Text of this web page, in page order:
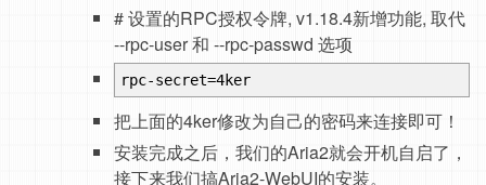
# 设置的RPC授权令牌, v1.18.4新增功能, 取代
--rpc-user 和 --rpc-passwd 选项
rpc-secret=4ker
把上面的4ker修改为自己的密码来连接即可！
安装完成之后，我们的Aria2就会开机自启了，
接下来我们搞Aria2-WebUI的安装。